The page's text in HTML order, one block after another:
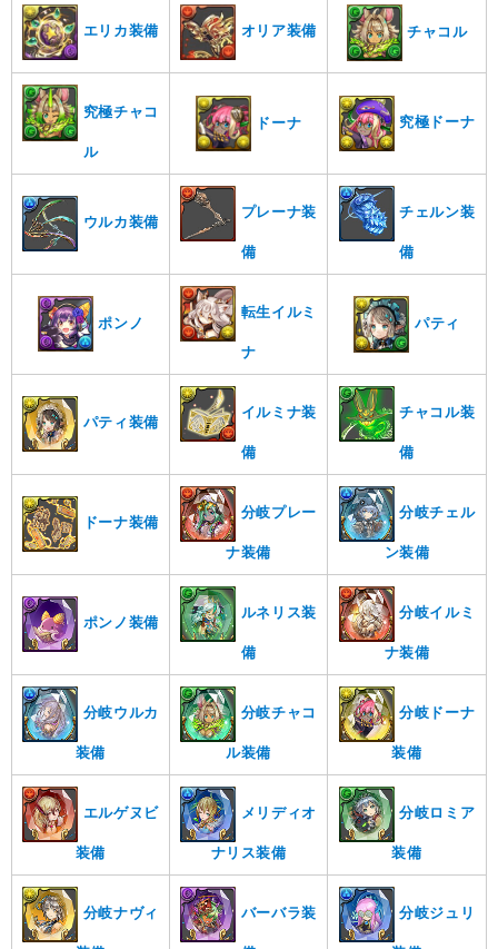
エリカ装備 オリア装備 チャコル
究極チャコ
ル
ドーナ 究極ドーナ
ウルカ装備
プレーナ装
備
チェルン装
備
ポンノ
転生イルミ
ナ
パティ
パティ装備
イルミナ装
備
チャコル装
備
ドーナ装備
分岐プレー
ナ装備
分岐チェル
ン装備
ポンノ装備
ルネリス装
備
分岐イルミ
ナ装備
分岐ウルカ
装備
分岐チャコ
ル装備
分岐ドーナ
装備
エルゲヌビ
装備
メリディオ
ナリス装備
分岐ロミア
装備
分岐ナヴィ バーバラ装 分岐ジュリ